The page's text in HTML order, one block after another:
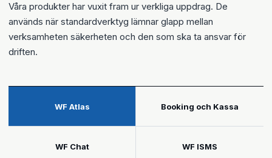
Våra produkter har vuxit fram ur verkliga uppdrag. De
används när standardverktyg lämnar glapp mellan
verksamheten säkerheten och den som ska ta ansvar för
driften.
WF Atlas Booking och Kassa
WF Chat WF ISMS